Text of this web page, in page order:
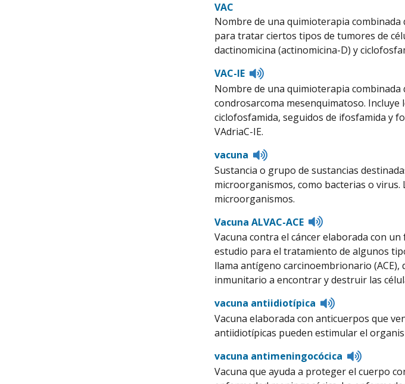
VAC
Nombre de una quimioterapia
para tratar ciertos tipos de tumores de
dactinomicina (actinomicina-D) y
VAC-IE
Listen
pronunciation
Nombre de una quimioterapia combinada
condrosarcoma mesenquimatoso.
ciclofosfamida, seguidos de ifosfamida y
VAdriaC-IE.
vacuna
Listen
pronunciation
Sustancia o grupo de sustancias
microorganismos, como bacterias o virus.
microorganismos.
Vacuna ALVAC-ACE
Listen
to
pronunciation
Vacuna contra el cáncer elaborada con
estudio para el tratamiento de algunos
llama antígeno carcinoembrionario (ACE),
inmunitario a encontrar y destruir las
vacuna antiidiotípica
Listen
pronunciation
Vacuna elaborada con anticuerpos que
antiidiotípicas pueden estimular el
vacuna antimeningocócica
Listen
Vacuna que ayuda a proteger el cuerpo